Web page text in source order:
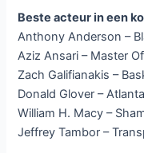
Beste acteur in een
Anthony Anderson –
Aziz Ansari – Master
Zach Galifianakis –
Donald Glover – Atlanta
William H. Macy –
Jeffrey Tambor –